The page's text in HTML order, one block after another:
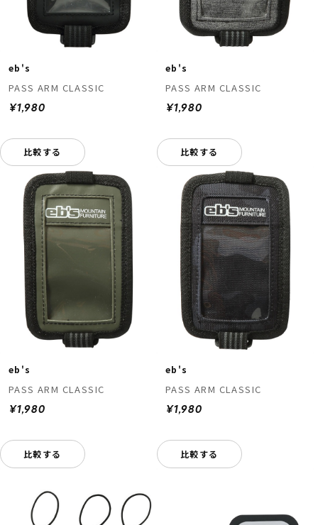
eb's
PASS ARM CLASSIC
¥1,980
比較する
eb's
PASS ARM CLASSIC
¥1,980
比較する
eb's
PASS ARM CLASSIC
¥1,980
比較する
eb's
PASS ARM CLASSIC
¥1,980
比較する